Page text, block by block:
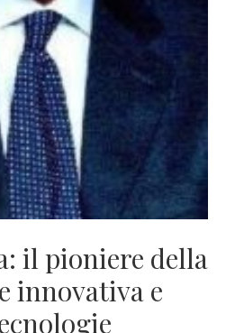
il pioniere della
innovativa e